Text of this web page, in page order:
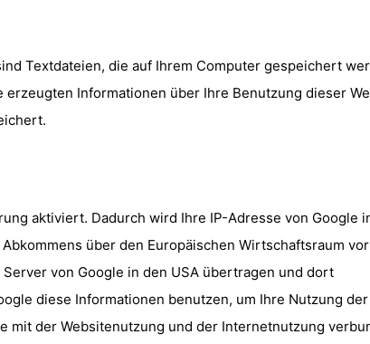
Textdateien, die auf Ihrem Computer gespeichert
Informationen über Ihre Benutzung dieser
aktiviert. Dadurch wird Ihre IP-Adresse von Google
über den Europäischen Wirtschaftsraum
von Google in den USA übertragen und dort
diese Informationen benutzen, um Ihre Nutzung
mit der Websitenutzung und der Internetnutzung